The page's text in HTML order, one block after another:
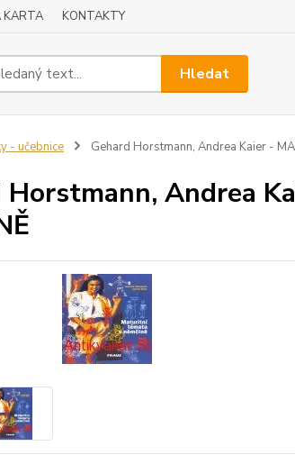
KARTA KONTAKTY
Hledat
- učebnice Gehard Horstmann, Andrea Kaier -
Horstmann, Andrea